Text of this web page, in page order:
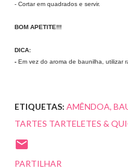
- Cortar em quadrados e servir.
BOM APETITE!!!
DICA:
- Em vez do aroma de baunilha, utilizar
ETIQUETAS: AMÊNDOA
TARTES TARTELETES &
PARTILHAR